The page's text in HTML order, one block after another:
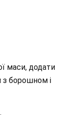
маси, додати
з борошном і